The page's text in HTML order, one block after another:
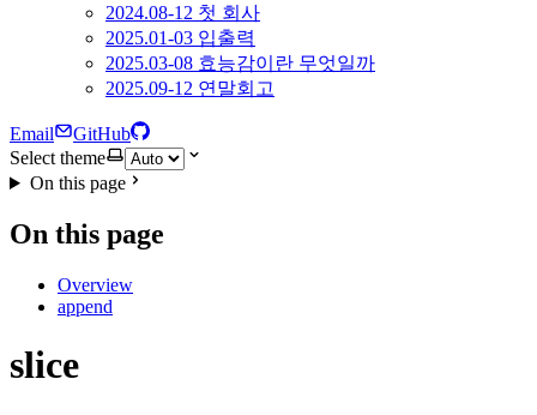
2024.08-12 첫 회사
2025.01-03 입출력
2025.03-08 효능감이란 무엇일까
2025.09-12 연말회고
Email
GitHub
Select theme
On this page
On this page
Overview
append
slice